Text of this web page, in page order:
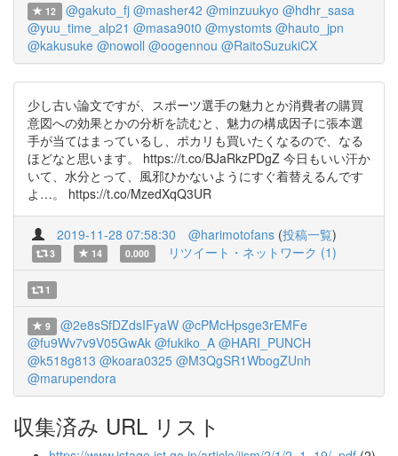
12 @gakuto_fj @masher42 @minzuukyo @hdhr_sasa
@yuu_time_alp21 @masa90t0 @mystomts @hauto_jpn
@kakusuke @nowoll @oogennou @RaitoSuzukiCX
少し古い論文ですが、スポーツ選手の魅力とか消費者の購買
意図への効果とかの分析を読むと、魅力の構成因子に張本選
手が当てはまっているし、ポカリも買いたくなるので、なる
ほどなと思います。 https://t.co/BJaRkzPDgZ 今日もいい汗か
いて、水分とって、風邪ひかないようにすぐ着替えるんです
よ…。 https://t.co/MzedXqQ3UR
2019-11-28 07:58:30 @harimotofans (投稿一覧)
3 14 0.000 リツイート・ネットワーク (1)
1
9 @2e8sSfDZdsIFyaW @cPMcHpsge3rEMFe
@fu9Wv7v9V05GwAk @fukiko_A @HARI_PUNCH
@k518g813 @koara0325 @M3QgSR1WbogZUnh
@marupendora
収集済み URL リスト